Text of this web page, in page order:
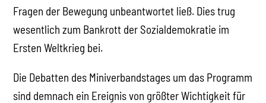
Fragen der Bewegung unbeantwortet ließ. Dies trug
wesentlich zum Bankrott der Sozialdemokratie im
Ersten Weltkrieg bei.
Die Debatten des Miniverbandstages um das Programm
sind demnach ein Ereignis von größter Wichtigkeit für